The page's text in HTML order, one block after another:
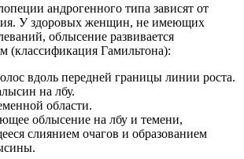
андрогенного типа зависят от
У здоровых женщин, не имеющих
облысение развивается
(классификация Гамильтона):
вдоль передней границы линии роста.
на лбу.
области.
облысение на лбу и темени,
слиянием очагов и образованием